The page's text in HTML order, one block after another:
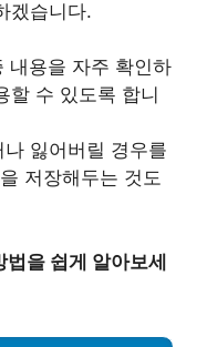
겠습니다.
내용을 자주 확인하
할 수 있도록 합니
잃어버릴 경우를
저장해두는 것도
법을 쉽게 알아보세